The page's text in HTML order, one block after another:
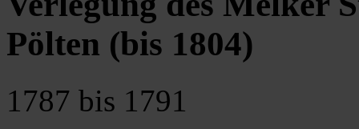
Pölten (bis 1804)
1787 bis 1791